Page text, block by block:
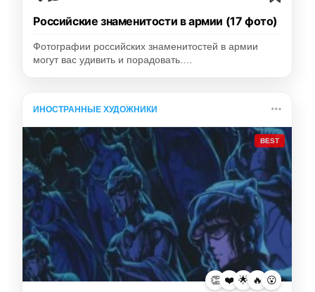
Российские знаменитости в армии (17 фото)
Фотографии российских знаменитостей в армии
могут вас удивить и порадовать.…
ИНОСТРАННЫЕ ХУДОЖНИКИ
BEST
👏 ❤️ 🌟 🔥 😮